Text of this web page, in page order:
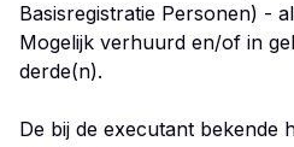
Basisregistratie Personen) -
Mogelijk verhuurd en/of in
derde(n).
De bij de executant bekende